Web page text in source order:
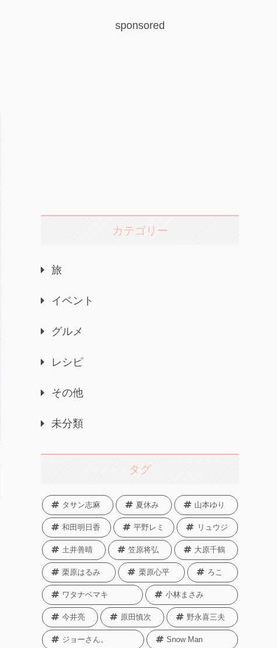
sponsored
カテゴリー
旅
イベント
グルメ
レシピ
その他
未分類
タグ
タサン志麻 夏休み 山本ゆり
和田明日香 平野レミ リュウジ
土井善晴 笠原将弘 大原千鶴
栗原はるみ 栗原心平 ろこ
ワタナベマキ 小林まさみ
今井亮 原田慎次 野永喜三夫
ジョーさん。 Snow Man